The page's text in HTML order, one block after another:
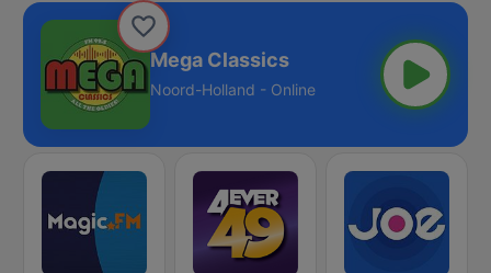
Mega Classics
Noord-Holland - Online